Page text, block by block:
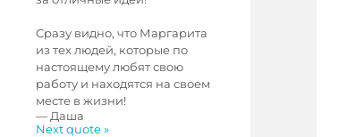
Сразу видно, что Маргарита
из тех людей, которые по
настоящему любят свою
работу и находятся на своем
месте в жизни!
— Даша
Next quote »